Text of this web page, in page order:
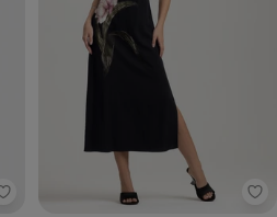
Malwee - Vestido Mídi Tropical